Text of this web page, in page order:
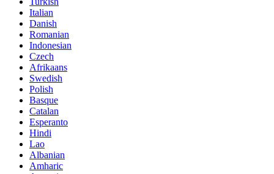
Italian
Danish
Romanian
Indonesian
Czech
Afrikaans
Swedish
Polish
Basque
Catalan
Esperanto
Hindi
Lao
Albanian
Amharic